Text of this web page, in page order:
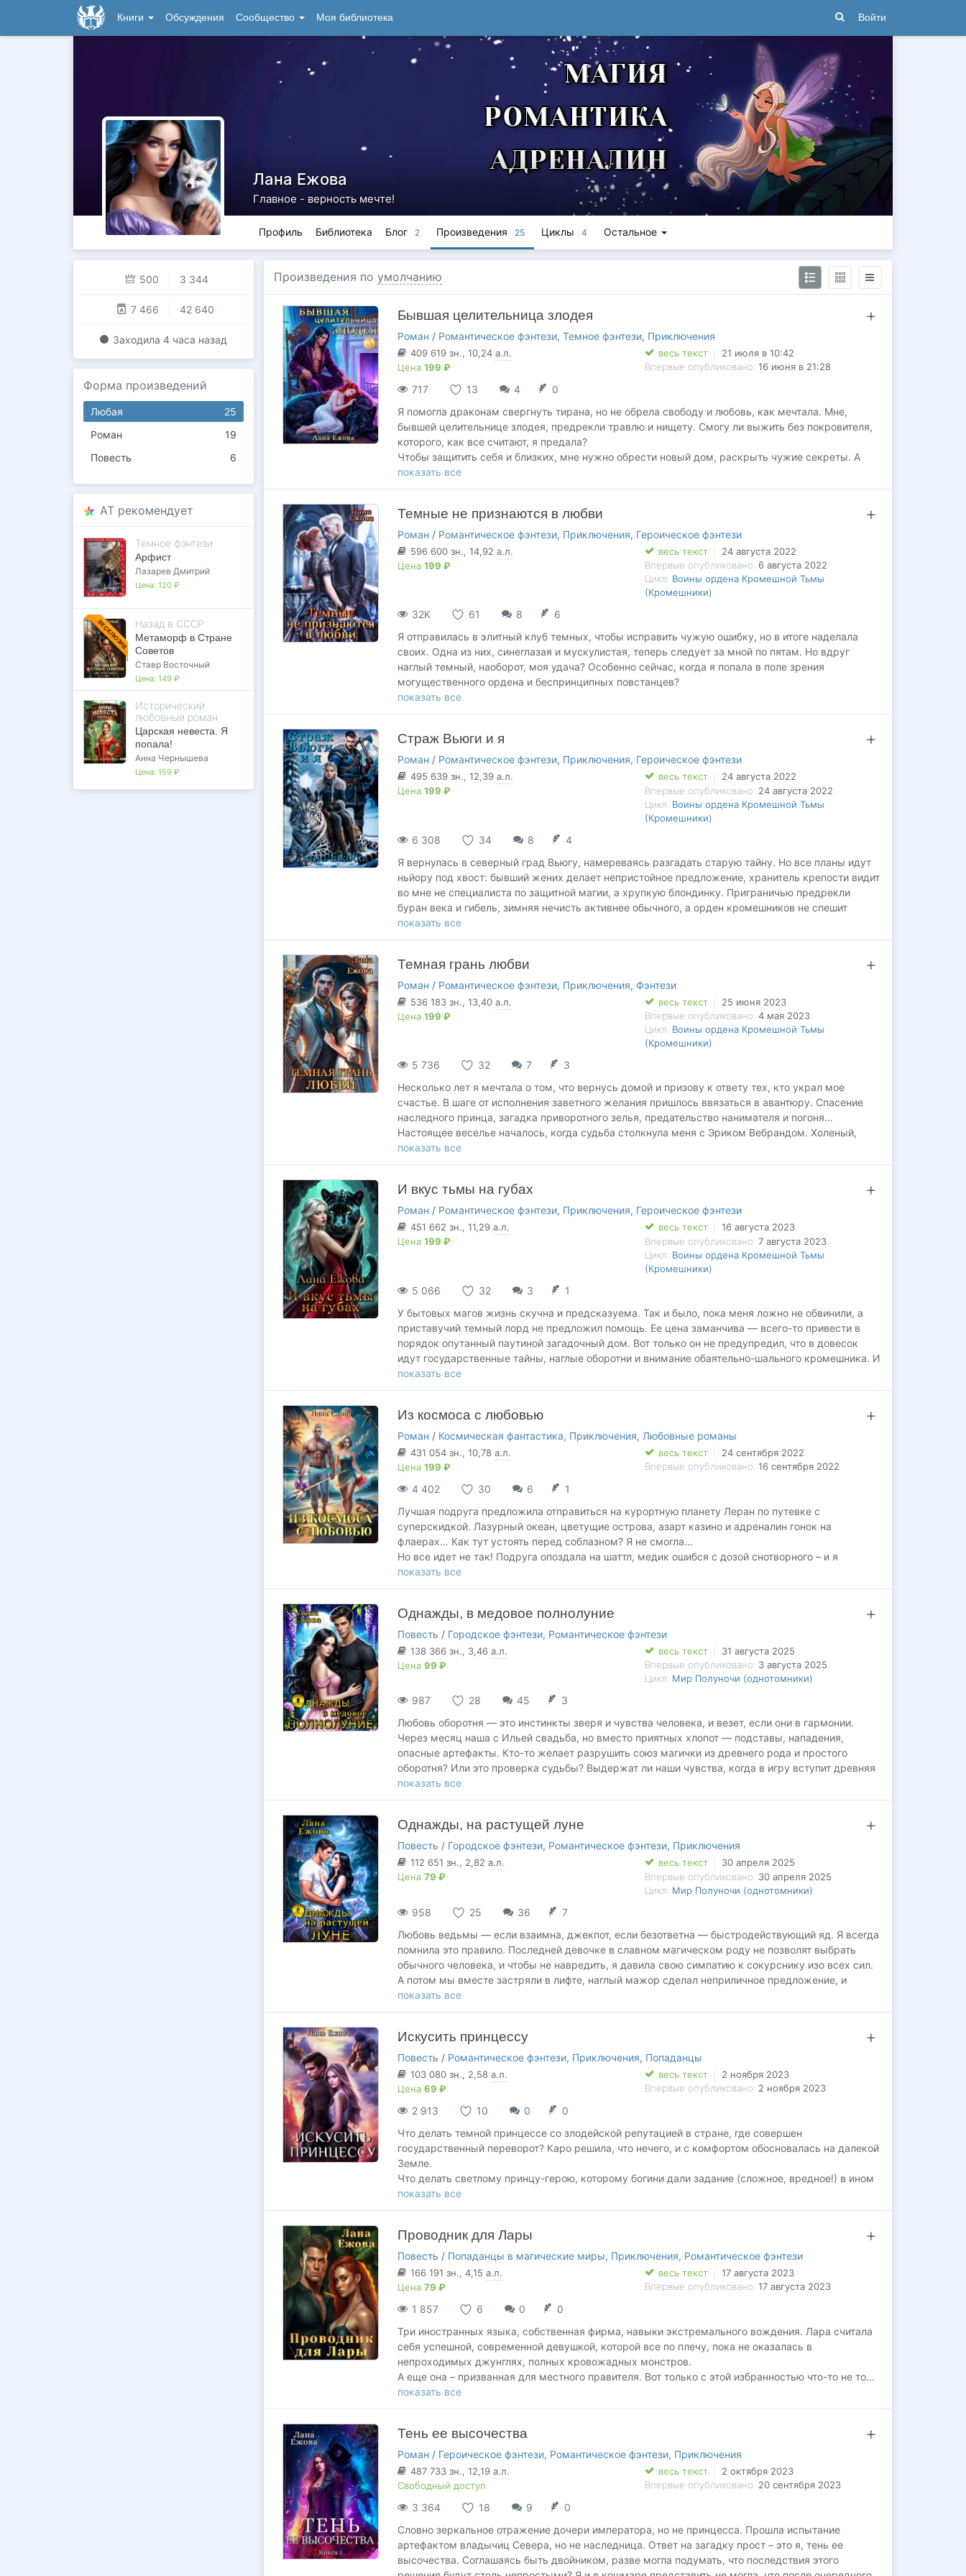
Книги Обсуждения Сообщество Моя библиотека Войти
Лана Ежова
Главное - верность мечте!
Профиль Библиотека Блог 2 Произведения 25 Циклы 4 Остальное
500 3 344
7 466 42 640
Заходилa 4 часа назад
Форма произведений
25
Любая
19
Роман
6
Повесть
AT рекомендует
Темное фэнтези
Арфист
Лазарев Дмитрий
Цена: 120 ₽
ЭКСКЛЮЗИВ Назад в СССР
Метаморф в Стране
Советов
Ставр Восточный
Цена: 149 ₽
Исторический
любовный роман
Царская невеста. Я
попала!
Анна Чернышева
Цена: 159 ₽
Произведения по умолчанию
Бывшая целительница злодея
Роман / Романтическое фэнтези, Темное фэнтези, Приключения
409 619 зн., 10,24 а.л.
Цена 199 ₽
весь текст
21 июля в 10:42
Впервые опубликовано: 16 июня в 21:28
717 13 4
0
Я помогла драконам свергнуть тирана, но не обрела свободу и любовь, как мечтала. Мне,
бывшей целительнице злодея, предрекли травлю и нищету. Смогу ли выжить без покровителя,
которого, как все считают, я предала?
Чтобы защитить себя и близких, мне нужно обрести новый дом, раскрыть чужие секреты. А
чтобы стать счастливой, придется научиться доверять случайному дракону. Но как решиться,
если единственный мужчина, которого я близко знала, годами перекраивал мою душу?
показать все
Темные не признаются в любви
Роман / Романтическое фэнтези, Приключения, Героическое фэнтези
596 600 зн., 14,92 а.л.
Цена 199 ₽
весь текст
24 августа 2022
Впервые опубликовано: 6 августа 2022
Цикл: Воины ордена Кромешной Тьмы
(Кромешники)
32K 61 8
6
Я отправилась в элитный клуб темных, чтобы исправить чужую ошибку, но в итоге наделала
своих. Одна из них, синеглазая и мускулистая, теперь следует за мной по пятам. Но вдруг
наглый темный, наоборот, моя удача? Особенно сейчас, когда я попала в поле зрения
могущественного ордена и беспринципных повстанцев?
Вот только у нового поклонника свои секреты, а над столицей нависла тень древнего зла –
Голода Тьмы.
показать все
Страж Вьюги и я
Роман / Романтическое фэнтези, Приключения, Героическое фэнтези
495 639 зн., 12,39 а.л.
Цена 199 ₽
весь текст
24 августа 2022
Впервые опубликовано: 24 августа 2022
Цикл: Воины ордена Кромешной Тьмы
(Кромешники)
6 308 34 8
4
Я вернулась в северный град Вьюгу, намереваясь разгадать старую тайну. Но все планы идут
ньйору под хвост: бывший жених делает непристойное предложение, хранитель крепости видит
во мне не специалиста по защитной магии, а хрупкую блондинку. Приграничью предрекли
буран века и гибель, зимняя нечисть активнее обычного, а орден кромешников не спешит
присылать нам помощь.
Я решила, что хуже уже не будет, – и очнулась в храме одетая в свадебное платье. Теперь
прозвищу Глыба Льда. Вот только зачем это тому, чьи чувства сковал мороз?
показать все
Темная грань любви
Роман / Романтическое фэнтези, Приключения, Фэнтези
536 183 зн., 13,40 а.л.
Цена 199 ₽
весь текст
25 июня 2023
Впервые опубликовано: 4 мая 2023
Цикл: Воины ордена Кромешной Тьмы
(Кромешники)
5 736 32 7
3
Несколько лет я мечтала о том, что вернусь домой и призову к ответу тех, кто украл мое
счастье. В шаге от исполнения заветного желания пришлось ввязаться в авантюру. Спасение
наследного принца, загадка приворотного зелья, предательство нанимателя и погоня…
Настоящее веселье началось, когда судьба столкнула меня с Эриком Вебрандом. Холеный,
заносчивый аристократ недолюбливает девушек, выбравших стезю боевого мага. Но самое
страшное – он из проклятых воинов ордена Кромешной Тьмы, и мне придется доверить ему
показать все
И вкус тьмы на губах
Роман / Романтическое фэнтези, Приключения, Героическое фэнтези
451 662 зн., 11,29 а.л.
Цена 199 ₽
весь текст
16 августа 2023
Впервые опубликовано: 7 августа 2023
Цикл: Воины ордена Кромешной Тьмы
(Кромешники)
5 066 32 3
1
У бытовых магов жизнь скучна и предсказуема. Так и было, пока меня ложно не обвинили, а
приставучий темный лорд не предложил помощь. Ее цена заманчива — всего-то привести в
порядок опутанный паутиной загадочный дом. Вот только он не предупредил, что в довесок
идут государственные тайны, наглые оборотни и внимание обаятельно-шального кромешника. И
теперь мне предстоит узнать: бывает ли любовь с привкусом тьмы?
показать все
Из космоса с любовью
Роман / Космическая фантастика, Приключения, Любовные романы
431 054 зн., 10,78 а.л.
Цена 199 ₽
весь текст
24 сентября 2022
Впервые опубликовано: 16 сентября 2022
4 402 30 6
1
Лучшая подруга предложила отправиться на курортную планету Леран по путевке с
суперскидкой. Лазурный океан, цветущие острова, азарт казино и адреналин гонок на
флаерах… Как тут устоять перед соблазном? Я не смогла…
Но все идет не так! Подруга опоздала на шаттл, медик ошибся с дозой снотворного – и я
поскандалила с настоящим снобом. Лазурный океан, цветущие острова и адреналин – все это
будет, но иначе, чем мечталось, и в компании загадочного мужчины.
показать все
Однажды, в медовое полнолуние
Повесть / Городское фэнтези, Романтическое фэнтези
138 366 зн., 3,46 а.л.
Цена 99 ₽
весь текст
31 августа 2025
Впервые опубликовано: 3 августа 2025
Цикл: Мир Полуночи (однотомники)
987 28 45
3
Любовь оборотня — это инстинкты зверя и чувства человека, и везет, если они в гармонии.
Через месяц наша с Ильей свадьба, но вместо приятных хлопот — подставы, нападения,
опасные артефакты. Кто-то желает разрушить союз магички из древнего рода и простого
оборотня? Или это проверка судьбы? Выдержат ли наши чувства, когда в игру вступит древняя
магия?
Мир Полуночи не верит в случайности, но влюбленным дарит шанс отстоять свое счастье,
показать все
Однажды, на растущей луне
Повесть / Городское фэнтези, Романтическое фэнтези, Приключения
112 651 зн., 2,82 а.л.
Цена 79 ₽
весь текст
30 апреля 2025
Впервые опубликовано: 30 апреля 2025
Цикл: Мир Полуночи (однотомники)
958 25 36
7
Любовь ведьмы — если взаимна, джекпот, если безответна — быстродействующий яд. Я всегда
помнила это правило. Последней девочке в славном магическом роду не позволят выбрать
обычного человека, и чтобы не навредить, я давила свою симпатию к сокурснику изо всех сил.
А потом мы вместе застряли в лифте, наглый мажор сделал неприличное предложение, и
выяснилось, что не только у меня есть опасные тайны.
Мир Полуночи не прощает слабостей, но щедро награждает смельчаков, особенно когда они
показать все
Искусить принцессу
Повесть / Романтическое фэнтези, Приключения, Попаданцы
103 080 зн., 2,58 а.л.
Цена 69 ₽
весь текст
2 ноября 2023
Впервые опубликовано: 2 ноября 2023
2 913 10 0
0
Что делать темной принцессе со злодейской репутацией в стране, где совершен
государственный переворот? Каро решила, что нечего, и с комфортом обосновалась на далекой
Земле.
Что делать светлому принцу-герою, которому богини дали задание (сложное, вредное!) в ином
мире? Выполнять, даже если принцессу хочется искусать, а не искусить…
показать все
Проводник для Лары
Повесть / Попаданцы в магические миры, Приключения, Романтическое фэнтези
166 191 зн., 4,15 а.л.
Цена 79 ₽
весь текст
17 августа 2023
Впервые опубликовано: 17 августа 2023
1 857 6 0
0
Три иностранных языка, собственная фирма, навыки экстремального вождения. Лара считала
себя успешной, современной девушкой, которой все по плечу, пока не оказалась в
непроходимых джунглях, полных кровожадных монстров.
А еще она – призванная для местного правителя. Вот только с этой избранностью что-то не то…
Выход из сложной ситуации один – всецело положиться на проводника, опасного и загадочного
мужчину. Но сумеет ли она это сделать? Если давно не верит в бескорыстие?
показать все
Тень ее высочества
Роман / Героическое фэнтези, Романтическое фэнтези, Приключения
487 733 зн., 12,19 а.л.
Свободный доступ
весь текст
2 октября 2023
Впервые опубликовано: 20 сентября 2023
3 364 18 9
0
Словно зеркальное отражение дочери императора, но не принцесса. Прошла испытание
артефактом владычиц Севера, но не наследница. Ответ на загадку прост – это я, тень ее
высочества. Соглашаясь быть двойником, разве могла подумать, что последствия этого